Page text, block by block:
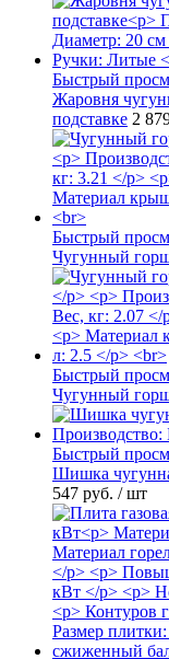
Быстрый
Жаровня
подставке 2
Быстрый
Чугунный
Быстрый
Чугунный
Быстрый
Шишка
547 руб. / шт